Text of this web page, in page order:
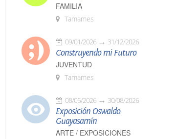
FAMILIA
Tamames
09/01/2026 31/12/2026
Construyendo mi Futuro
JUVENTUD
Tamames
08/05/2026 30/08/2026
Exposición Oswaldo
Guayasamín
ARTE / EXPOSICIONES